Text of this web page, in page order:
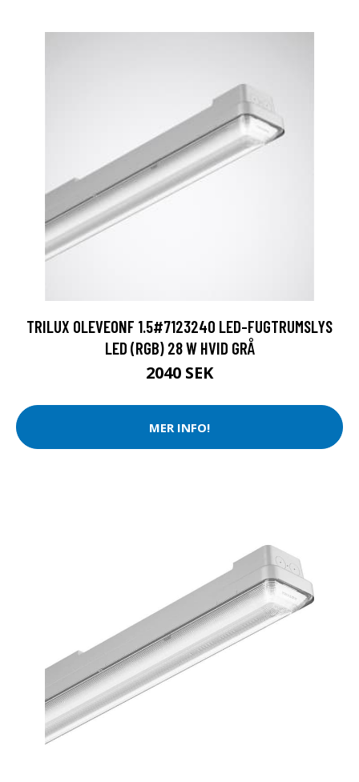
TRILUX OLEVEONF 1.5#7123240 LED-FUGTRUMSLYS
LED (RGB) 28 W HVID GRÅ
2040 SEK
MER INFO!